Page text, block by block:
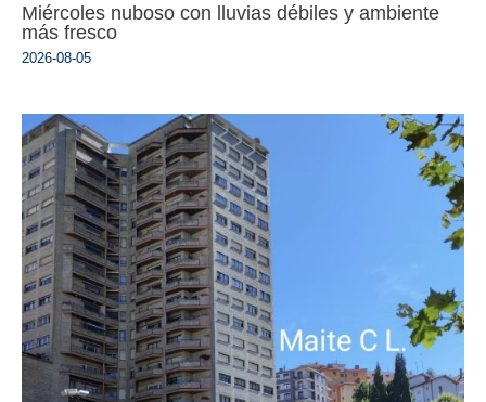
Miércoles nuboso con lluvias débiles y ambiente
más fresco
2026-08-05